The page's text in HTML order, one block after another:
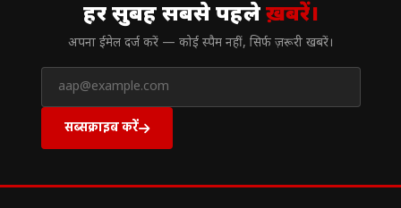
हर सुबह सबसे पहलेख़बरें।
अपना ईमेल दर्ज करें — कोई स्पैम नहीं, सिर्फ ज़रूरी खबरें।
सब्सक्राइब करें